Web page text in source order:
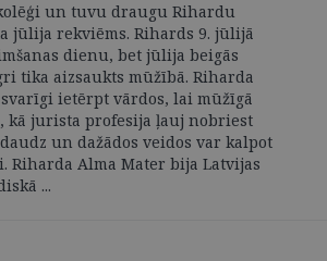
un tuvu draugu Rihardu
jūlija rekviēms. Rihards 9. jūlijā
dienu, bet jūlija beigās
tika aizsaukts mūžībā. Riharda
ietērpt vārdos, lai mūžīgā
kā jurista profesija ļauj nobriest
un dažādos veidos var kalpot
Riharda Alma Mater bija Latvijas
...